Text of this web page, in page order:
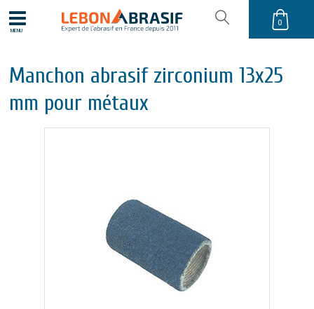
MENU
0
Manchon abrasif zirconium 13x25
mm pour métaux